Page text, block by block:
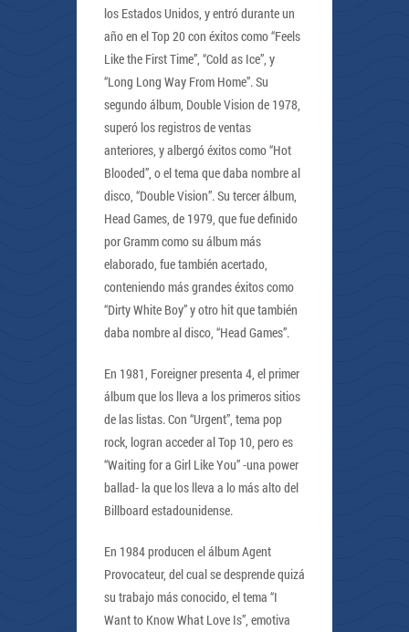
los Estados Unidos, y entró durante un
año en el Top 20 con éxitos como “Feels
Like the First Time”, “Cold as Ice”, y
“Long Long Way From Home”. Su
segundo álbum, Double Vision de 1978,
superó los registros de ventas
anteriores, y albergó éxitos como “Hot
Blooded”, o el tema que daba nombre al
disco, “Double Vision”. Su tercer álbum,
Head Games, de 1979, que fue definido
por Gramm como su álbum más
elaborado, fue también acertado,
conteniendo más grandes éxitos como
“Dirty White Boy” y otro hit que también
daba nombre al disco, “Head Games”.
En 1981, Foreigner presenta 4, el primer
álbum que los lleva a los primeros sitios
de las listas. Con “Urgent”, tema pop
rock, logran acceder al Top 10, pero es
“Waiting for a Girl Like You” -una power
ballad- la que los lleva a lo más alto del
Billboard estadounidense.
En 1984 producen el álbum Agent
Provocateur, del cual se desprende quizá
su trabajo más conocido, el tema “I
Want to Know What Love Is”, emotiva